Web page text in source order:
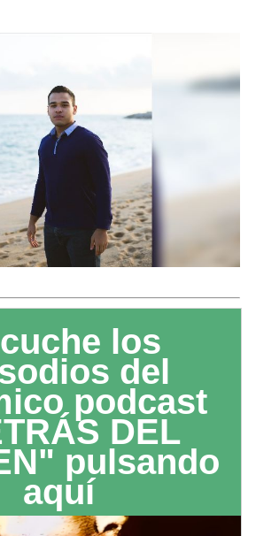
los
del
podcast
DEL
pulsando
aquí